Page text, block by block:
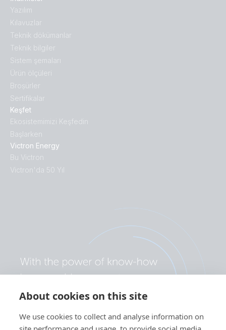
About cookies on this site
We use cookies to collect and analyse information on
Keşfet
Ekosistemimizi Keşfedin
Başlarken
Victron Energy
Bu Victron
Victron'da 50 Yıl
Yazılım
Kılavuzlar
Teknik dökümanlar
Teknik bilgiler
Sistem şemaları
Ürün ölçüleri
Broṣürler
Sertifikalar